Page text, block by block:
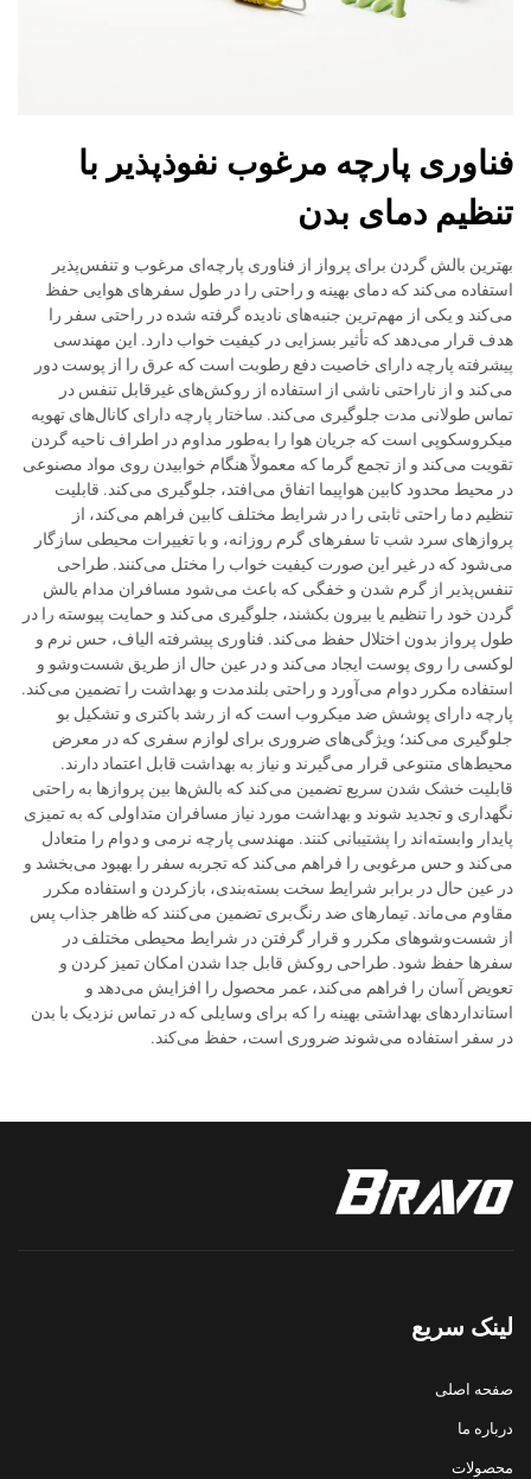
فناوری پارچه مرغوب نفوذپذیر با
تنظیم دمای بدن
بهترین بالش گردن برای پرواز از فناوری پارچه‌ای مرغوب و تنفس‌پذیر
استفاده می‌کند که دمای بهینه و راحتی را در طول سفرهای هوایی حفظ
می‌کند و یکی از مهم‌ترین جنبه‌های نادیده گرفته شده در راحتی سفر را
هدف قرار می‌دهد که تأثیر بسزایی در کیفیت خواب دارد. این مهندسی
پیشرفته پارچه دارای خاصیت دفع رطوبت است که عرق را از پوست دور
می‌کند و از ناراحتی ناشی از استفاده از روکش‌های غیرقابل تنفس در
تماس طولانی مدت جلوگیری می‌کند. ساختار پارچه دارای کانال‌های تهویه
میکروسکوپی است که جریان هوا را به‌طور مداوم در اطراف ناحیه گردن
تقویت می‌کند و از تجمع گرما که معمولاً هنگام خوابیدن روی مواد مصنوعی
در محیط محدود کابین هواپیما اتفاق می‌افتد، جلوگیری می‌کند. قابلیت
تنظیم دما راحتی ثابتی را در شرایط مختلف کابین فراهم می‌کند، از
پروازهای سرد شب تا سفرهای گرم روزانه، و با تغییرات محیطی سازگار
می‌شود که در غیر این صورت کیفیت خواب را مختل می‌کنند. طراحی
تنفس‌پذیر از گرم شدن و خفگی که باعث می‌شود مسافران مدام بالش
گردن خود را تنظیم یا بیرون بکشند، جلوگیری می‌کند و حمایت پیوسته را در
طول پرواز بدون اختلال حفظ می‌کند. فناوری پیشرفته الیاف، حس نرم و
لوکسی را روی پوست ایجاد می‌کند و در عین حال از طریق شست‌وشو و
استفاده مکرر دوام می‌آورد و راحتی بلندمدت و بهداشت را تضمین می‌کند.
پارچه دارای پوشش ضد میکروب است که از رشد باکتری و تشکیل بو
جلوگیری می‌کند؛ ویژگی‌های ضروری برای لوازم سفری که در معرض
محیط‌های متنوعی قرار می‌گیرند و نیاز به بهداشت قابل اعتماد دارند.
قابلیت خشک شدن سریع تضمین می‌کند که بالش‌ها بین پروازها به راحتی
نگهداری و تجدید شوند و بهداشت مورد نیاز مسافران متداولی که به تمیزی
پایدار وابسته‌اند را پشتیبانی کنند. مهندسی پارچه نرمی و دوام را متعادل
می‌کند و حس مرغوبی را فراهم می‌کند که تجربه سفر را بهبود می‌بخشد و
در عین حال در برابر شرایط سخت بسته‌بندی، بازکردن و استفاده مکرر
مقاوم می‌ماند. تیمارهای ضد رنگ‌بری تضمین می‌کنند که ظاهر جذاب پس
از شست‌وشوهای مکرر و قرار گرفتن در شرایط محیطی مختلف در
سفرها حفظ شود. طراحی روکش قابل جدا شدن امکان تمیز کردن و
تعویض آسان را فراهم می‌کند، عمر محصول را افزایش می‌دهد و
استانداردهای بهداشتی بهینه را که برای وسایلی که در تماس نزدیک با بدن
در سفر استفاده می‌شوند ضروری است، حفظ می‌کند.
لینک سریع
صفحه اصلی
درباره ما
محصولات